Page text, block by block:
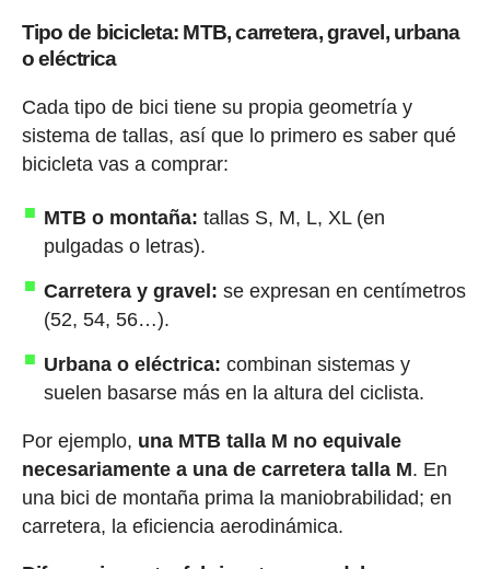
Tipo de bicicleta: MTB, carretera, gravel, urbana
o eléctrica
Cada tipo de bici tiene su propia geometría y
sistema de tallas, así que lo primero es saber qué
bicicleta vas a comprar:
MTB o montaña: tallas S, M, L, XL (en
pulgadas o letras).
Carretera y gravel: se expresan en centímetros
(52, 54, 56…).
Urbana o eléctrica: combinan sistemas y
suelen basarse más en la altura del ciclista.
Por ejemplo, una MTB talla M no equivale
necesariamente a una de carretera talla M. En
una bici de montaña prima la maniobrabilidad; en
carretera, la eficiencia aerodinámica.